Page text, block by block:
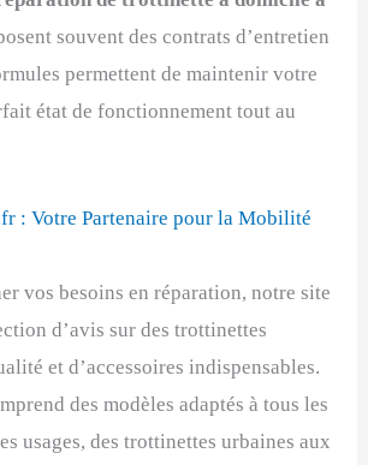
souvent des contrats d’entretien
permettent de maintenir votre
état de fonctionnement tout au
: Votre Partenaire pour la Mobilité
vos besoins en réparation, notre site
d’avis sur des trottinettes
et d’accessoires indispensables.
des modèles adaptés à tous les
usages, des trottinettes urbaines aux